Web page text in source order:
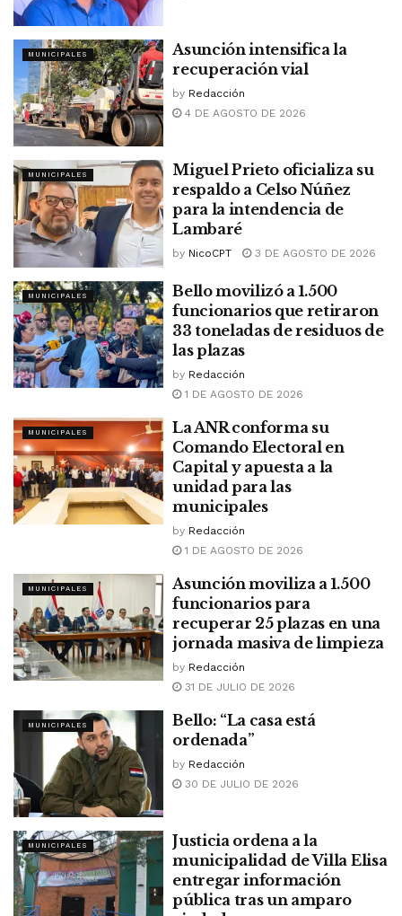
MUNICIPALES
Asunción intensifica la
recuperación vial
by Redacción
4 DE AGOSTO DE 2026
MUNICIPALES
Miguel Prieto oficializa su
respaldo a Celso Núñez
para la intendencia de
Lambaré
by NicoCPT 3 DE AGOSTO DE 2026
MUNICIPALES
Bello movilizó a 1.500
funcionarios que retiraron
33 toneladas de residuos de
las plazas
by Redacción
1 DE AGOSTO DE 2026
MUNICIPALES
La ANR conforma su
Comando Electoral en
Capital y apuesta a la
unidad para las
municipales
by Redacción
1 DE AGOSTO DE 2026
MUNICIPALES
Asunción moviliza a 1.500
funcionarios para
recuperar 25 plazas en una
jornada masiva de limpieza
by Redacción
31 DE JULIO DE 2026
MUNICIPALES
Bello: “La casa está
ordenada”
by Redacción
30 DE JULIO DE 2026
MUNICIPALES
Justicia ordena a la
municipalidad de Villa Elisa
entregar información
pública tras un amparo